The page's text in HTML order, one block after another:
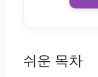
쉬운 목차